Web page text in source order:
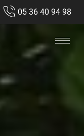
05 36 40 94 98